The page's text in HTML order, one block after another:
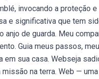
invocando a proteção
e significativa que tem
de guarda. Meu
Guia meus passos,
em sua casa. Webseja
na terra. Web —